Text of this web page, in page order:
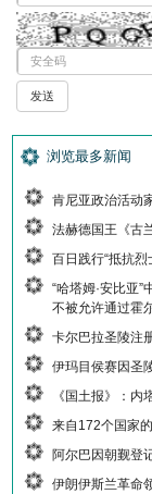
浏览最多新闻
肯尼亚政治活动
法赫德国王《古
百日践行“抵抗
“哈塔姆·安比亚
不被允许通过霍
卡尔巴拉圣陵注
伊玛目侯赛因圣
《国土报》：
来自172个国家
阿尔巴因朝觐登
伊朗伊斯兰革命